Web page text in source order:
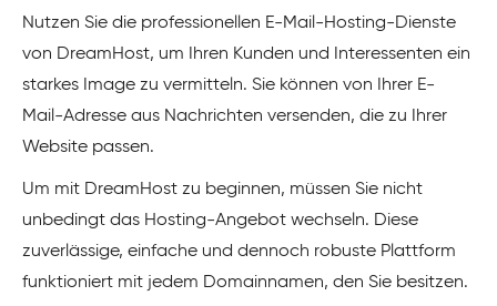
Nutzen Sie die professionellen E-Mail-Hosting-Dienste
von DreamHost, um Ihren Kunden und Interessenten ein
starkes Image zu vermitteln. Sie können von Ihrer E-
Mail-Adresse aus Nachrichten versenden, die zu Ihrer
Website passen.
Um mit DreamHost zu beginnen, müssen Sie nicht
unbedingt das Hosting-Angebot wechseln. Diese
zuverlässige, einfache und dennoch robuste Plattform
funktioniert mit jedem Domainnamen, den Sie besitzen.